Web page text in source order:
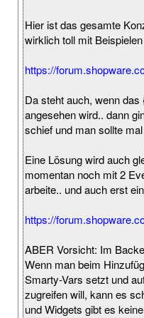
Hier ist das gesamte
wirklich toll mit
https://
Da steht auch, wenn
angesehen wird.. dann
schief und man sollte
Eine Lösung wird auch
momentan noch mit 2
arbeite.. und auch erst
https://
ABER Vorsicht: Im
Wenn man beim
Smarty-Vars setzt und
zugreifen will, kann es
und Widgets gibt es